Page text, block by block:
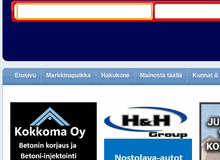
Etusivu Markkinapaikka Hakukone Mainosta täällä Kunnat